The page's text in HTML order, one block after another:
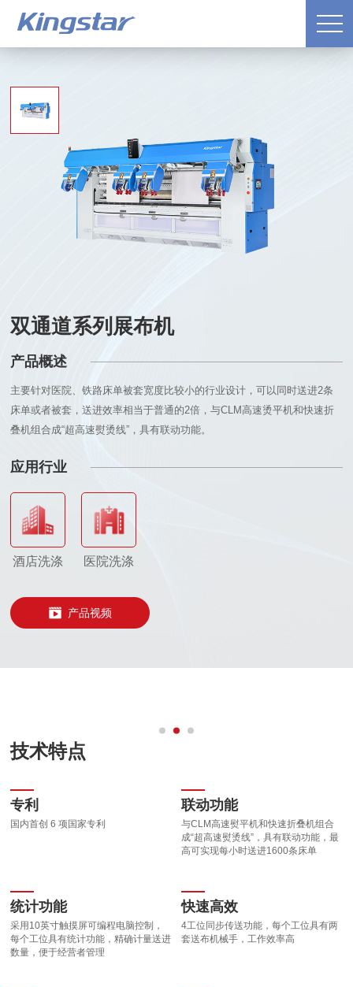
双通道系列展布机
产品概述
主要针对医院、铁路床单被套宽度比较小的行业设计，可以同时送进2条
床单或者被套，送进效率相当于普通的2倍，与CLM高速烫平机和快速折
叠机组合成“超高速熨烫线”，具有联动功能。
应用行业
酒店洗涤 医院洗涤
产品视频
技术特点
专利
国内首创 6 项国家专利
联动功能
与CLM高速熨平机和快速折叠机组合
成“超高速熨烫线”，具有联动功能，最
高可实现每小时送进1600条床单
统计功能
采用10英寸触摸屏可编程电脑控制，
每个工位具有统计功能，精确计量送进
数量，便于经营者管理
快速高效
4工位同步传送功能，每个工位具有两
套送布机械手，工作效率高